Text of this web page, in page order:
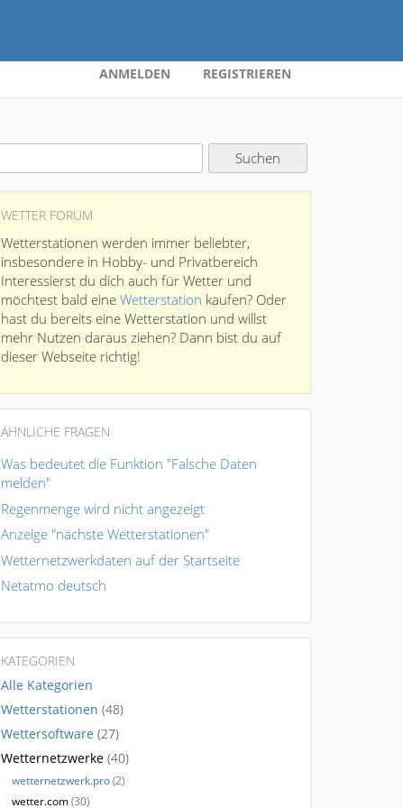
ANMELDEN REGISTRIEREN
WETTER FORUM
Wetterstationen werden immer beliebter,
insbesondere in Hobby- und Privatbereich
Interessierst du dich auch für Wetter und
möchtest bald eine Wetterstation kaufen? Oder
hast du bereits eine Wetterstation und willst
mehr Nutzen daraus ziehen? Dann bist du auf
dieser Webseite richtig!
ÄHNLICHE FRAGEN
Was bedeutet die Funktion "Falsche Daten
melden"
Regenmenge wird nicht angezeigt
Anzeige "nächste Wetterstationen"
Wetternetzwerkdaten auf der Startseite
Netatmo deutsch
KATEGORIEN
Alle Kategorien
Wetterstationen (48)
Wettersoftware (27)
Wetternetzwerke (40)
wetternetzwerk.pro(2)
wetter.com(30)